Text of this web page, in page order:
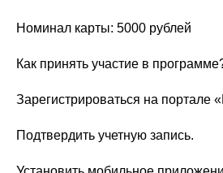
Номинал карты: 5000 рублей
Как принять участие в
Зарегистрироваться на портале
Подтвердить учетную запись.